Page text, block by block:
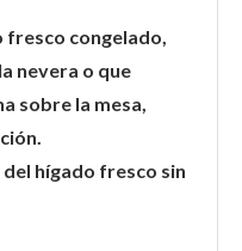
fresco congelado,
nevera o que
sobre la mesa,
del hígado fresco sin